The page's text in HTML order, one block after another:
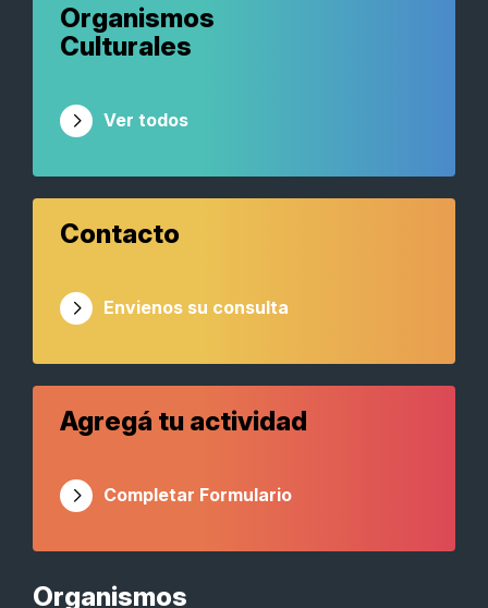
Organismos
Organismos
Culturales
Ver todos
Contacto
Envienos su consulta
Agregá tu actividad
Completar Formulario